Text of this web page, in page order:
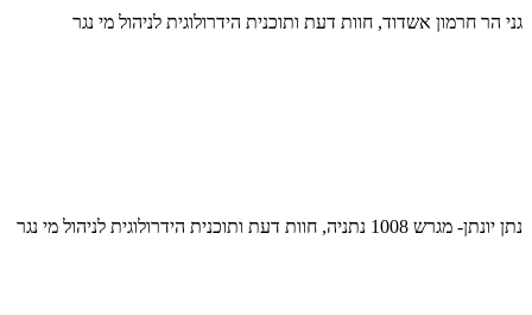
גני הר חרמון אשדוד, חוות דעת ותוכנית הידרולוגית לניהול מי נגר
נתן יונתן- מגרש 1008 נתניה, חוות דעת ותוכנית הידרולוגית לניהול מי נגר